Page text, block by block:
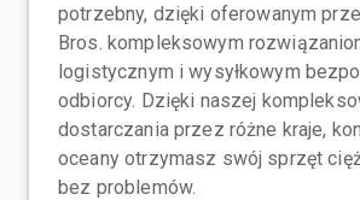
potrzebny, dzięki oferowanym
Bros. kompleksowym
logistycznym i wysyłkowym
odbiorcy. Dzięki naszej
dostarczania przez różne kraje,
oceany otrzymasz swój sprzęt
bez problemów.